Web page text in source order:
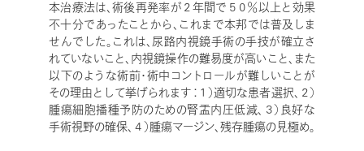
本治療法は、術後再発率が２年間で５０％以上と効果
不十分であったことから、これまで本邦では普及しま
せんでした。これは、尿路内視鏡手術の手技が確立さ
れていないこと、内視鏡操作の難易度が高いこと、また
以下のような術前・術中コントロールが難しいことが
その理由として挙げられます：１）適切な患者選択、２）
腫瘍細胞播種予防のための腎盂内圧低減、３）良好な
手術視野の確保、４）腫瘍マージン、残存腫瘍の見極め。